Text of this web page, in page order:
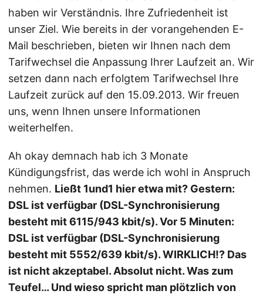
haben wir Verständnis. Ihre Zufriedenheit ist
unser Ziel. Wie bereits in der vorangehenden E-
Mail beschrieben, bieten wir Ihnen nach dem
Tarifwechsel die Anpassung Ihrer Laufzeit an. Wir
setzen dann nach erfolgtem Tarifwechsel Ihre
Laufzeit zurück auf den 15.09.2013. Wir freuen
uns, wenn Ihnen unsere Informationen
weiterhelfen.
Ah okay demnach hab ich 3 Monate
Kündigungsfrist, das werde ich wohl in Anspruch
nehmen. Ließt 1und1 hier etwa mit? Gestern:
DSL ist verfügbar (DSL-Synchronisierung
besteht mit 6115/943 kbit/s). Vor 5 Minuten:
DSL ist verfügbar (DSL-Synchronisierung
besteht mit 5552/639 kbit/s). WIRKLICH!? Das
ist nicht akzeptabel. Absolut nicht. Was zum
Teufel… Und wieso spricht man plötzlich von